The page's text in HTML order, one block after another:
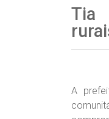
Tia
A